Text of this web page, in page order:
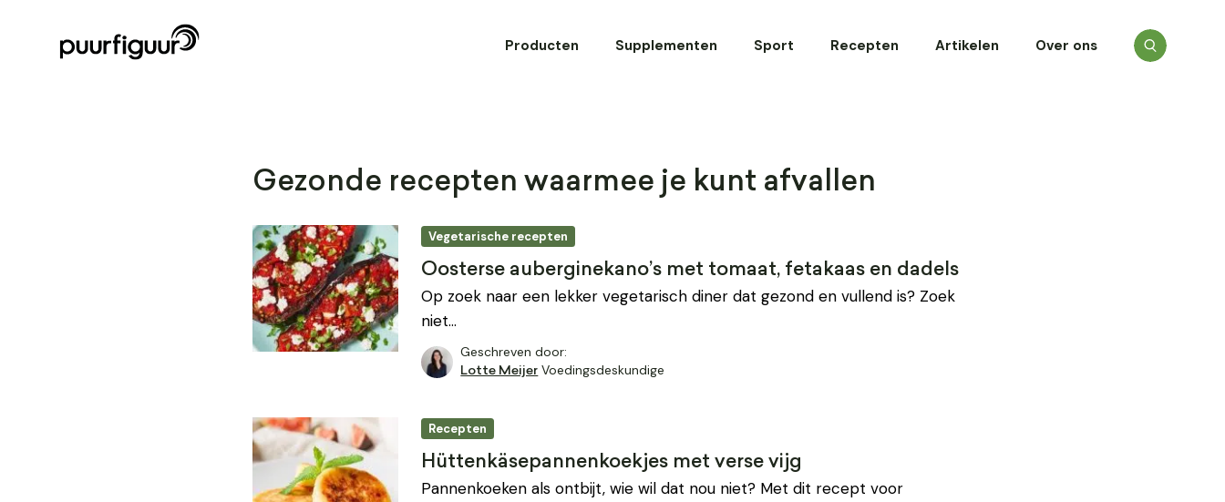
Producten Supplementen Sport Recepten Artikelen Over ons
Gezonde recepten waarmee je kunt afvallen
Vegetarische recepten
Oosterse auberginekano’s met tomaat, fetakaas en dadels
Op zoek naar een lekker vegetarisch diner dat gezond en vullend is? Zoek
niet…
Geschreven door:
Lotte Meijer Voedingsdeskundige
Recepten
Hüttenkäsepannenkoekjes met verse vijg
Pannenkoeken als ontbijt, wie wil dat nou niet? Met dit recept voor